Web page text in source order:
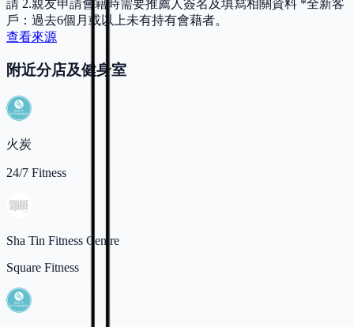
請 2.親友申請會籍時需要推薦人簽名及填寫相關資料 *全新客
戶：過去6個月或以上未有持有會藉者。
查看來源
附近分店及健身室
火炭
24/7 Fitness
Sha Tin Fitness Centre
Square Fitness